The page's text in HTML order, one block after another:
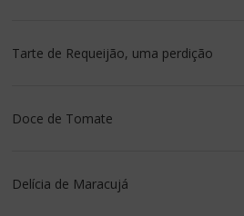
Tarte de Requeijão, uma perdição
Doce de Tomate
Delícia de Maracujá